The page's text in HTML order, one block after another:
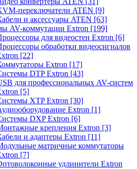
переключатели ATEN [9]
и аксессуары ATEN [63]
AV-коммутации Extron [199]
для видеостен Extron [6]
обработки видеосигналов
[22]
Extron [17]
DTP Extron [43]
для профессиональных AV-систем
[5]
XTP Extron [30]
Extron [1]
DXP Extron [6]
крепления Extron [3]
и адаптеры Extron [11]
матричные коммутаторы
[7]
удлинители Extron